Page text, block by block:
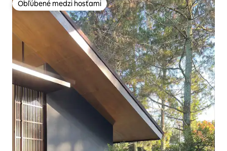
Obľúbené medzi hosťami
Obľúbené medzi hosťami